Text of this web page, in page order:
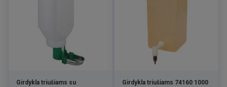
Girdykla triušiams su
Girdykla triušiams 74160 1000